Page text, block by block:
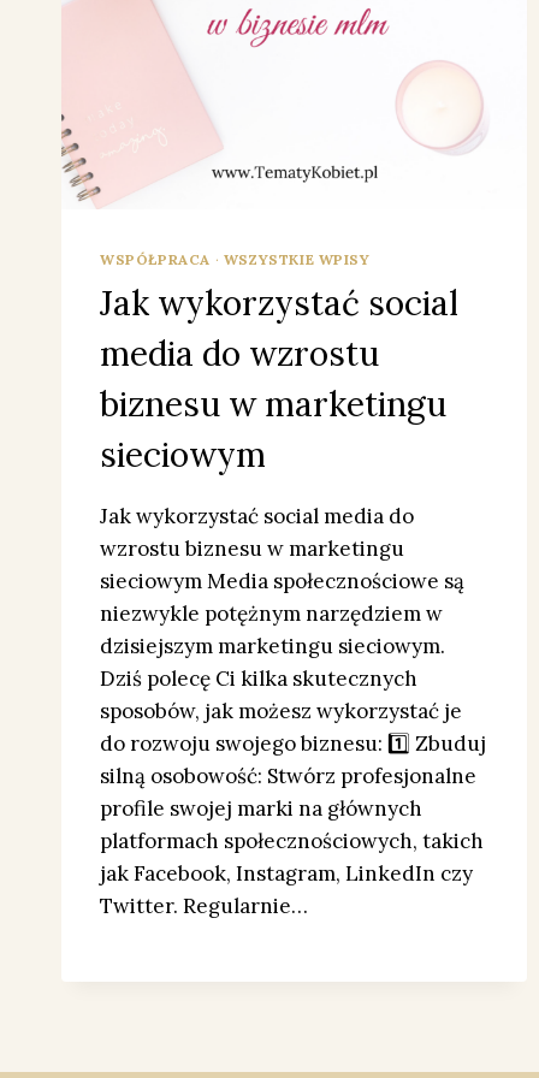
WSPÓŁPRACA · WSZYSTKIE WPISY
Jak wykorzystać social
media do wzrostu
biznesu w marketingu
sieciowym
Jak wykorzystać social media do
wzrostu biznesu w marketingu
sieciowym Media społecznościowe są
niezwykle potężnym narzędziem w
dzisiejszym marketingu sieciowym.
Dziś polecę Ci kilka skutecznych
sposobów, jak możesz wykorzystać je
do rozwoju swojego biznesu: 1️⃣ Zbuduj
silną osobowość: Stwórz profesjonalne
profile swojej marki na głównych
platformach społecznościowych, takich
jak Facebook, Instagram, LinkedIn czy
Twitter. Regularnie…